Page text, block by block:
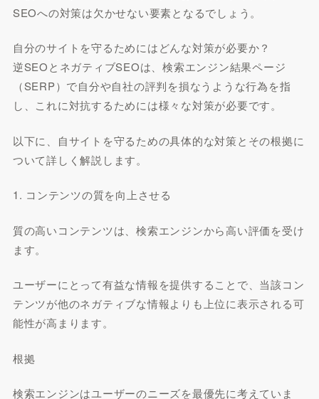
SEOへの対策は欠かせない要素となるでしょう。
自分のサイトを守るためにはどんな対策が必要か？
逆SEOとネガティブSEOは、検索エンジン結果ページ
（SERP）で自分や自社の評判を損なうような行為を指
し、これに対抗するためには様々な対策が必要です。
以下に、自サイトを守るための具体的な対策とその根拠に
ついて詳しく解説します。
1. コンテンツの質を向上させる
質の高いコンテンツは、検索エンジンから高い評価を受け
ます。
ユーザーにとって有益な情報を提供することで、当該コン
テンツが他のネガティブな情報よりも上位に表示される可
能性が高まります。
根拠
検索エンジンはユーザーのニーズを最優先に考えていま